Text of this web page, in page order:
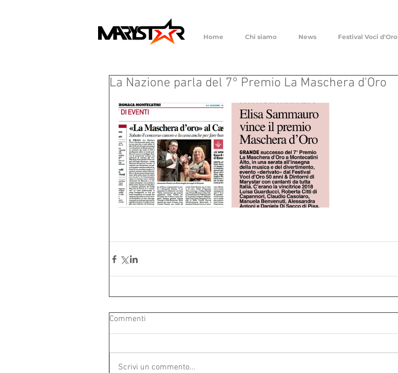
Home Chi siamo News Festival Voci d'Oro
La Nazione parla del 7° Premio La Maschera d'Oro
Commenti
Scrivi un commento...